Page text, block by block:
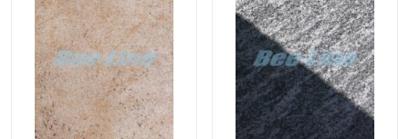
Mærkedage
Marked, kræmmere
Mennesker
Nationalflag, verdenskort
Natur
Nytår